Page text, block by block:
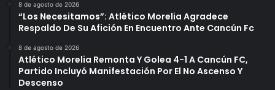
8 de agosto de 2026
“Los Necesitamos”: Atlético Morelia Agradece
Respaldo De Su Afición En Encuentro Ante Cancún Fc
8 de agosto de 2026
Atlético Morelia Remonta Y Golea 4-1 A Cancún FC,
Partido Incluyó Manifestación Por El No Ascenso Y
Descenso